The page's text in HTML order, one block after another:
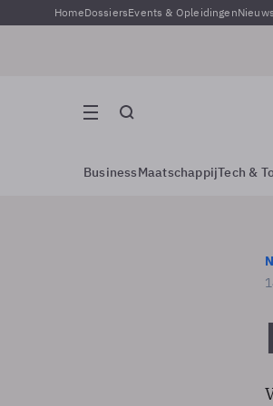
HomeDossiersEvents & Opleidingen
BusinessMaatschappijTech &